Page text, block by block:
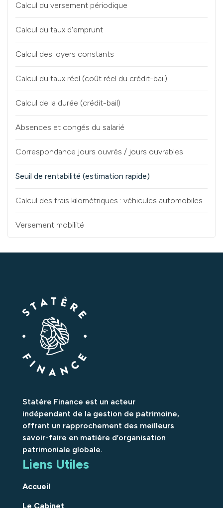
Calcul du versement périodique
Calcul du taux d'emprunt
Calcul des loyers constants
Calcul du taux réel (coût réel du crédit-bail)
Calcul de la durée (crédit-bail)
Absences et congés du salarié
Correspondance jours ouvrés / jours ouvrables
Seuil de rentabilité (estimation rapide)
Calcul des frais kilométriques : véhicules automobiles
Versement mobilité
Statère Finance est un acteur
indépendant de la gestion de patrimoine,
offrant un rapprochement des meilleurs
savoir-faire en matière d’organisation
patrimoniale globale.
Liens Utiles
Accueil
Le Cabinet